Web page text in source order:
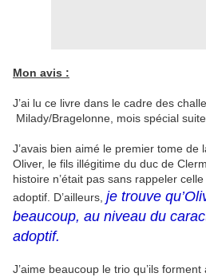
Mon avis :
J’ai lu ce livre dans le cadre des
Milady/Bragelonne, mois spécial
J’avais bien aimé le premier tome de
Oliver, le fils illégitime du duc de
histoire n’était pas sans rappeler
adoptif. D’ailleurs, je trouve
beaucoup, au niveau du
adoptif.
J’aime beaucoup le trio qu’ils